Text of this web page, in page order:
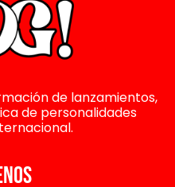
de lanzamientos,
de personalidades